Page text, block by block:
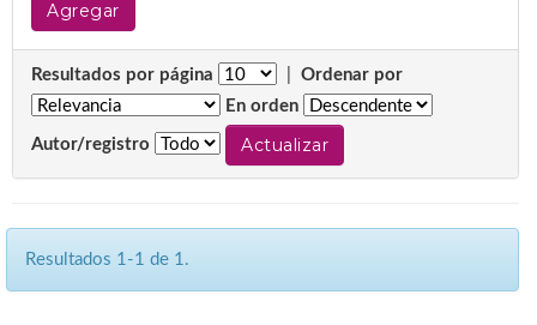
Resultados por página
Ordenar por
En orden
Autor/registro
Resultados 1-1 de 1.